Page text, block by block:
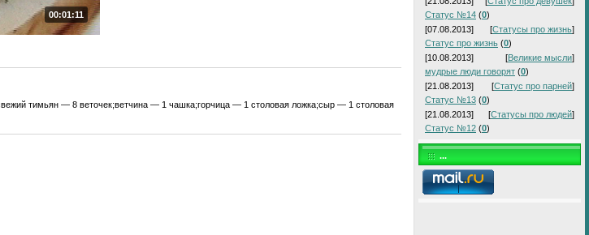
00:01:11
тимьян — 8 веточек;ветчина — 1 чашка;горчица — 1 столовая ложка;сыр — 1 столовая
Статус №14 (0)
[07.08.2013]
[Статусы про жизнь]
Статус про жизнь (0)
[10.08.2013]
[Великие мысли]
мудрые люди говорят (0)
[21.08.2013]
[Статус про парней]
Статус №13 (0)
[21.08.2013]
[Статусы про людей]
Статус №12 (0)
...